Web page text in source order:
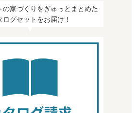
の家づくりをぎゅっとまとめた
ログセットをお届け！